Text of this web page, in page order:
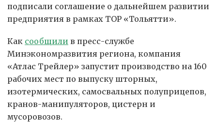
подписали соглашение о дальнейшем развитии
предприятия в рамках ТОР «Тольятти».
Как сообщили в пресс-службе
Минэкономразвития региона, компания
«Атлас Трейлер» запустит производство на 160
рабочих мест по выпуску шторных,
изотермических, самосвальных полуприцепов,
кранов-манипуляторов, цистерн и
мусоровозов.